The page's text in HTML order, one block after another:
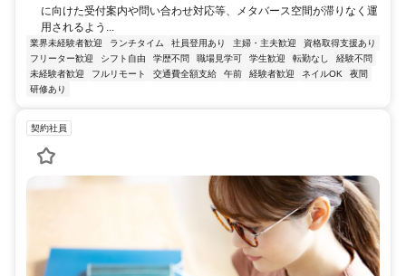
に向けた受付案内や問い合わせ対応等、メタバース空間が滞りなく運
用されるよう...
業界未経験者歓迎 ランチタイム 社員登用あり 主婦・主夫歓迎
資格取得支援あり
フリーター歓迎
シフト自由 学歴不問 職場見学可 学生歓迎 転勤なし
経験不問
未経験者歓迎
フルリモート 交通費全額支給 午前 経験者歓迎 ネイルOK
夜間
研修あり
契約社員